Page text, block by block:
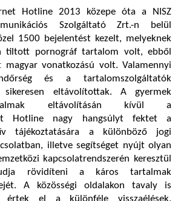
Hotline 2013 közepe óta a NISZ
Szolgáltató Zrt.-n belül
1500 bejelentést kezelt, melyeknek
tiltott pornográf tartalom volt, ebből
vonatkozású volt. Valamennyi
és a tartalomszolgáltatók
sikeresen eltávolítottak. A gyermek
eltávolításán kívül a
Hotline nagy hangsúlyt fektet a
tájékoztatására a különböző jogi
illetve segítséget nyújt olyan
kapcsolatrendszerén keresztül
rövidíteni a káros tartalmak
A közösségi oldalakon tavaly is
értek el a különféle visszaélések,